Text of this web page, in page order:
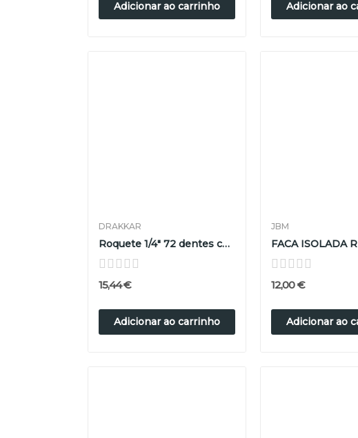
Adicionar ao carrinho Adicionar ao
DRAKKAR
Roquete 1/4" 72 dentes com 10 chaves de 4 a...
15,44 €
Adicionar ao carrinho
JBM
FACA ISOLADA
12,00 €
Adicionar ao